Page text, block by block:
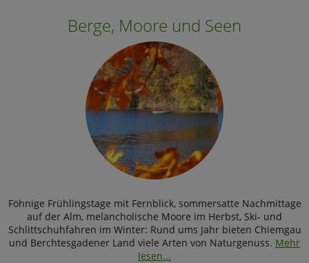
Berge, Moore und Seen
Föhnige Frühlingstage mit Fernblick, sommersatte Nachmittage
auf der Alm, melancholische Moore im Herbst, Ski- und
Schlittschuhfahren im Winter: Rund ums Jahr bieten Chiemgau
und Berchtesgadener Land viele Arten von Naturgenuss. Mehr
lesen...